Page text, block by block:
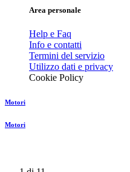
Area personale
Help e Faq
Info e contatti
Termini del servizio
Utilizzo dati e privacy
Cookie Policy
Motori
Motori